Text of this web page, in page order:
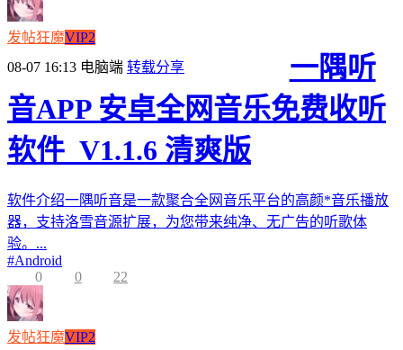
发帖狂魔VIP2
08-07 16:13 电脑端 转载分享
一隅听
音APP 安卓全网音乐免费收听
软件_V1.1.6 清爽版
软件介绍一隅听音是一款聚合全网音乐平台的高颜*音乐播放
器，支持洛雪音源扩展，为您带来纯净、无广告的听歌体
验。...
#Android
0
0 22
发帖狂魔VIP2